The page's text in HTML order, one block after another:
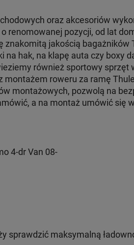
oraz akcesoriów
renomowanej pozycji, od lat
znakomitą jakością
hak, na klapę auta czy boxy
również sportowy sprzęt
montażem roweru za ramę
montażowych, pozwolą na
a na montaż umówić się
4-dr Van 08-
sprawdzić maksymalną